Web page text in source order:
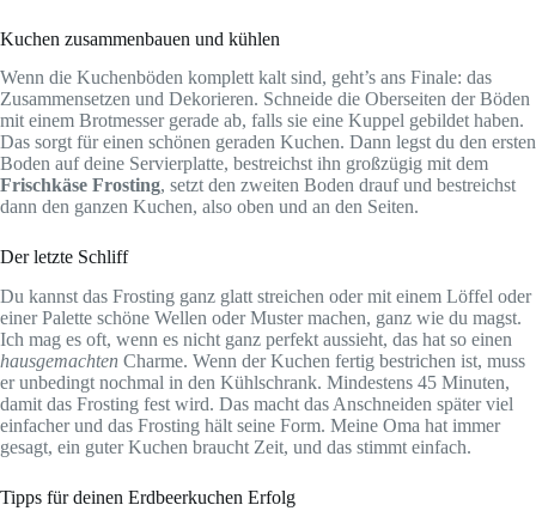
Kuchen zusammenbauen und kühlen
Wenn die Kuchenböden komplett kalt sind, geht’s ans Finale: das
Zusammensetzen und Dekorieren. Schneide die Oberseiten der Böden
mit einem Brotmesser gerade ab, falls sie eine Kuppel gebildet haben.
Das sorgt für einen schönen geraden Kuchen. Dann legst du den ersten
Boden auf deine Servierplatte, bestreichst ihn großzügig mit dem
Frischkäse Frosting, setzt den zweiten Boden drauf und bestreichst
dann den ganzen Kuchen, also oben und an den Seiten.
Der letzte Schliff
Du kannst das Frosting ganz glatt streichen oder mit einem Löffel oder
einer Palette schöne Wellen oder Muster machen, ganz wie du magst.
Ich mag es oft, wenn es nicht ganz perfekt aussieht, das hat so einen
hausgemachten Charme. Wenn der Kuchen fertig bestrichen ist, muss
er unbedingt nochmal in den Kühlschrank. Mindestens 45 Minuten,
damit das Frosting fest wird. Das macht das Anschneiden später viel
einfacher und das Frosting hält seine Form. Meine Oma hat immer
gesagt, ein guter Kuchen braucht Zeit, und das stimmt einfach.
Tipps für deinen Erdbeerkuchen Erfolg